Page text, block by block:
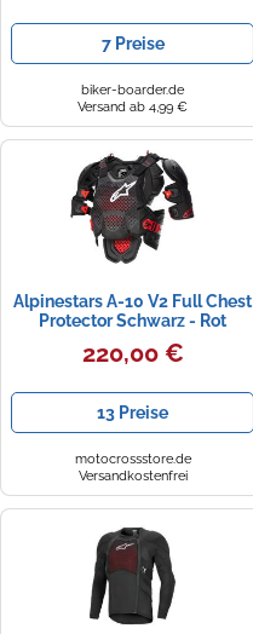
7 Preise
biker-boarder.de
Versand ab 4,99 €
Alpinestars A-10 V2 Full Chest
Protector Schwarz - Rot
220,00 €
13 Preise
motocrossstore.de
Versandkostenfrei